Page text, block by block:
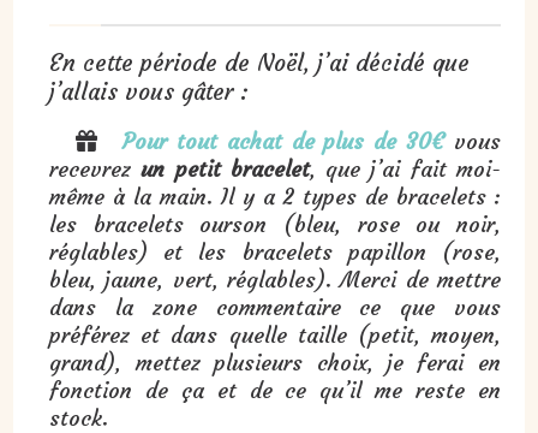
En cette période de Noël, j’ai décidé que
j’allais vous gâter :
 Pour tout achat de plus de 30€vous
recevrezun petit bracelet, que j’ai fait moi-
même à la main. Il y a 2 types de bracelets :
les bracelets ourson (bleu, rose ou noir,
réglables) et les bracelets papillon (rose,
bleu, jaune, vert, réglables). Merci de mettre
dans la zone commentaire ce que vous
préférez et dans quelle taille (petit, moyen,
grand), mettez plusieurs choix, je ferai en
fonction de ça et de ce qu’il me reste en
stock.